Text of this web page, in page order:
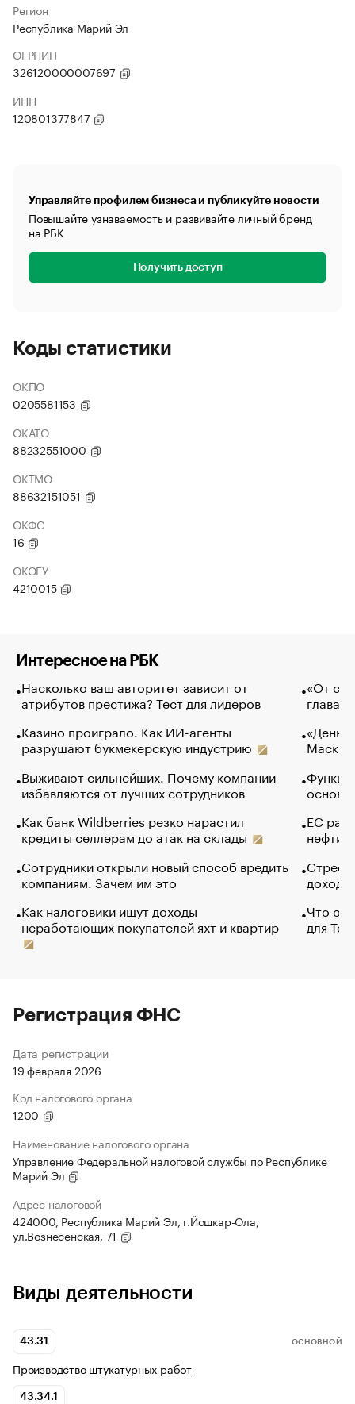
Регион
Республика Марий Эл
ОГРНИП
326120000007697
ИНН
120801377847
Управляйте профилем бизнеса и публикуйте новости
Повышайте узнаваемость и развивайте личный бренд
на РБК
Получить доступ
Коды статистики
ОКПО
0205581153
ОКАТО
88232551000
ОКТМО
88632151051
ОКФС
16
ОКОГУ
4210015
Интересное на РБК
Насколько ваш авторитет зависит от
атрибутов престижа? Тест для лидеров
Казино проиграло. Как ИИ-агенты
разрушают букмекерскую индустрию
Выживают сильнейших. Почему компании
избавляются от лучших сотрудников
Как банк Wildberries резко нарастил
кредиты селлерам до атак на склады
Сотрудники открыли новый способ вредить
компаниям. Зачем им это
Как налоговики ищут доходы
неработающих покупателей яхт и квартир
«От
глава
Маск в
основ
ЕС
нефти
Что
для
Регистрация ФНС
Дата регистрации
19 февраля 2026
Код налогового органа
1200
Наименование налогового органа
Управление Федеральной налоговой службы по Республике
Марий Эл
Адрес налоговой
424000, Республика Марий Эл, г.Йошкар-Ола,
ул.Вознесенская, 71
Виды деятельности
43.31 ОСНОВНОЙ
Производство штукатурных работ
43.34.1